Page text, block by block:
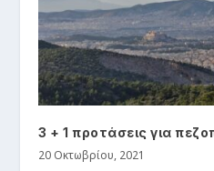
3 + 1 προτάσεις για
20 Οκτωβρίου, 2021